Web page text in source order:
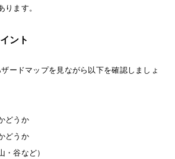
ります。
ント
ードマップを見ながら以下を確認しましょ
どうか
どうか
・谷など）